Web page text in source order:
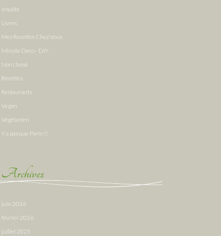
Insolite
Livres
Mes Recettes Chez Vous
Minute Deco - DIY
Non classé
Recettes
Restaurants
Vegan
Végétarien
Y a pas que Paris !!!
Archives
juin 2026
février 2026
juillet 2025